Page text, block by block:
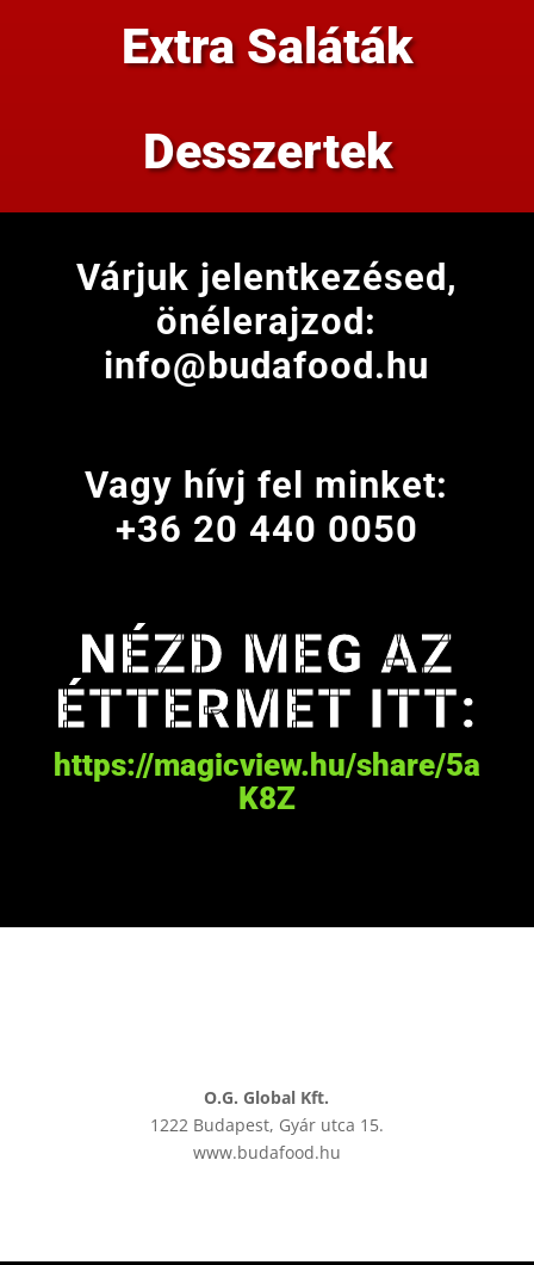
Extra Saláták
Desszertek
Várjuk jelentkezésed,
önélerajzod:
info@budafood.hu
Vagy hívj fel minket:
+36 20 440 0050
NÉZD MEG AZ
ÉTTERMET ITT:
https://magicview.hu/share/5a
K8Z
O.G. Global Kft.
1222 Budapest, Gyár utca 15.
www.budafood.hu